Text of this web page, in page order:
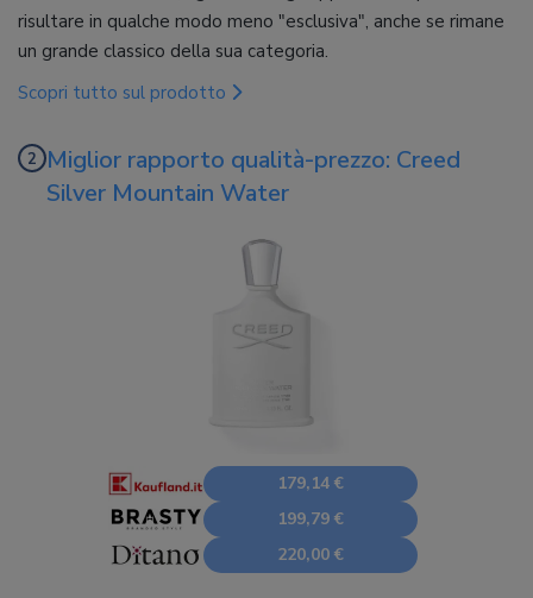
risultare in qualche modo meno "esclusiva", anche se rimane
un grande classico della sua categoria.
Scopri tutto sul prodotto
Miglior rapporto qualità-prezzo: Creed
Silver Mountain Water
179,14 €
199,79 €
220,00 €